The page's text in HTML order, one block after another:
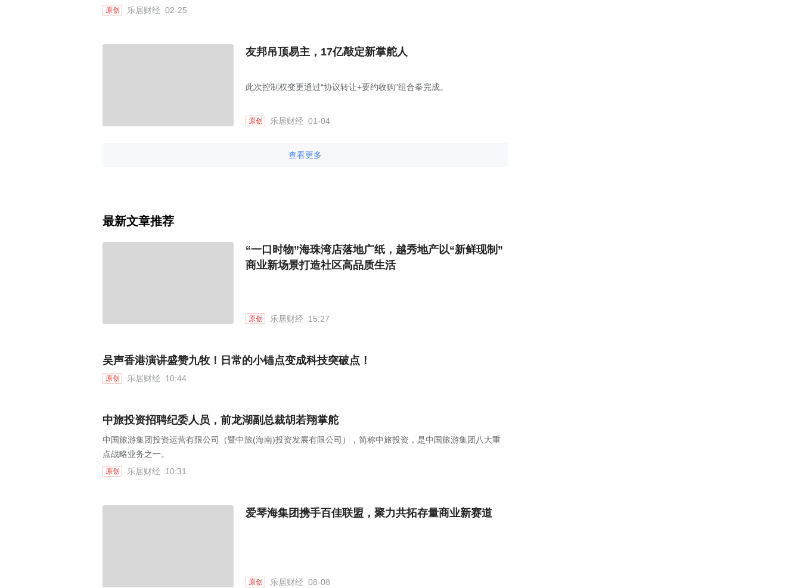
原创 乐居财经 02-25
友邦吊顶易主，17亿敲定新掌舵人
此次控制权变更通过“协议转让+要约收购”组合拳完成。
原创 乐居财经 01-04
查看更多
最新文章推荐
“一口时物”海珠湾店落地广纸，越秀地产以“新鲜现制”
商业新场景打造社区高品质生活
原创 乐居财经 15:27
吴声香港演讲盛赞九牧！日常的小锚点变成科技突破点！
原创 乐居财经 10:44
中旅投资招聘纪委人员，前龙湖副总裁胡若翔掌舵
中国旅游集团投资运营有限公司（暨中旅(海南)投资发展有限公司），简称中旅投资，是中国旅游集团八大重
点战略业务之一。
原创 乐居财经 10:31
爱琴海集团携手百佳联盟，聚力共拓存量商业新赛道
原创 乐居财经 08-08